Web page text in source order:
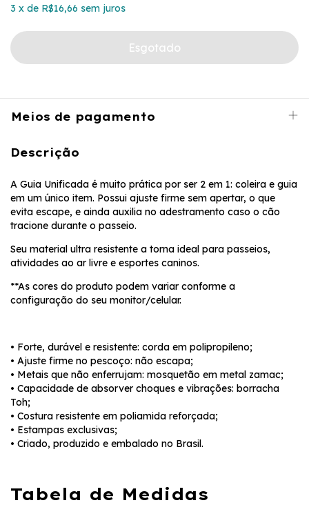
3 x de R$16,66 sem juros
Meios de pagamento
Descrição
A Guia Unificada é muito prática por ser 2 em 1: coleira e guia
em um único item. Possui ajuste firme sem apertar, o que
evita escape, e ainda auxilia no adestramento caso o cão
tracione durante o passeio.
Seu material ultra resistente a torna ideal para passeios,
atividades ao ar livre e esportes caninos.
**As cores do produto podem variar conforme a
configuração do seu monitor/celular.
• Forte, durável e resistente: corda em polipropileno;
• Ajuste firme no pescoço: não escapa;
• Metais que não enferrujam: mosquetão em metal zamac;
• Capacidade de absorver choques e vibrações: borracha
Toh;
• Costura resistente em poliamida reforçada;
• Estampas exclusivas;
• Criado, produzido e embalado no Brasil.
Tabela de Medidas